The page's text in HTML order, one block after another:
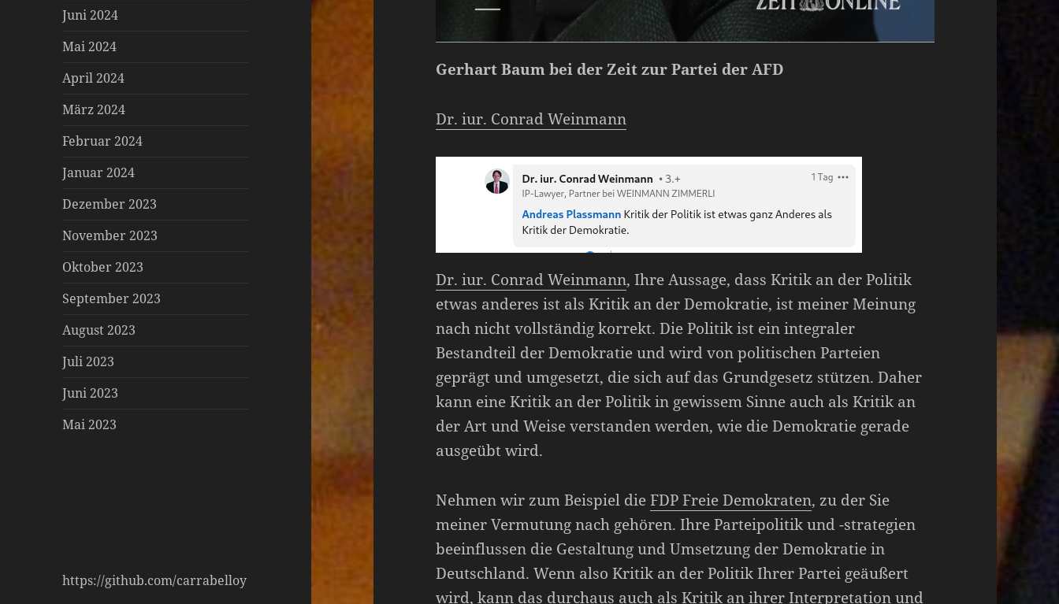
Juni 2024
Mai 2024
April 2024
März 2024
Februar 2024
Januar 2024
Dezember 2023
November 2023
Oktober 2023
September 2023
August 2023
Juli 2023
Juni 2023
Mai 2023
https://github.com/carrabelloy
Gerhart Baum bei der Zeit zur Partei der AFD
Dr. iur. Conrad Weinmann
Dr. iur. Conrad Weinmann, Ihre Aussage, dass Kritik an der Politik
etwas anderes ist als Kritik an der Demokratie, ist meiner Meinung
nach nicht vollständig korrekt. Die Politik ist ein integraler
Bestandteil der Demokratie und wird von politischen Parteien
geprägt und umgesetzt, die sich auf das Grundgesetz stützen. Daher
kann eine Kritik an der Politik in gewissem Sinne auch als Kritik an
der Art und Weise verstanden werden, wie die Demokratie gerade
ausgeübt wird.
Nehmen wir zum Beispiel dieFDP Freie Demokraten, zu der Sie
meiner Vermutung nach gehören. Ihre Parteipolitik und -strategien
beeinflussen die Gestaltung und Umsetzung der Demokratie in
Deutschland. Wenn also Kritik an der Politik Ihrer Partei geäußert
wird, kann das durchaus auch als Kritik an ihrer Interpretation und